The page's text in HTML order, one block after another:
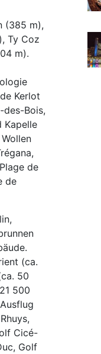
(385 m),
Ty Coz
m).
Kerlot
des-Bois,
Kapelle
de
de
(ca.
50
500
Cicé-
Golf